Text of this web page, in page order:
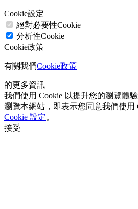
Cookie設定
絕對必要性Cookie
分析性Cookie
Cookie政策
有關我們Cookie政策
的更多資訊
我們使用 Cookie 以提升您的瀏覽體
瀏覽本網站，即表示您同意我們使用
Cookie 設定。
接受